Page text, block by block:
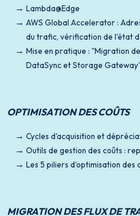
Lambda@Edge
AWS Global Accelerator :
du trafic, vérification de l'état
Mise en pratique : "Migration
DataSync et Storage
OPTIMISATION DES COÛTS
Cycles d'acquisition et
Outils de gestion des coûts :
Les 5 piliers d'optimisation des
MIGRATION DES FLUX DE